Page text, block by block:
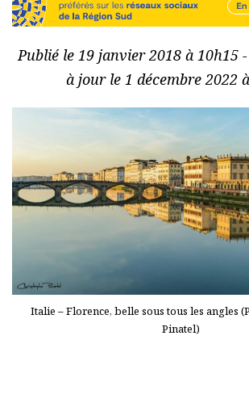
Publié le 19 janvier 2018 à 10h15
à jour le 1 décembre 2022
Italie – Florence, belle sous tous les angles
Pinatel)